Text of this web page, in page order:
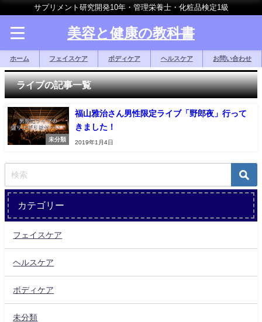
サプリメント研究開発10年・管理栄養士・化粧品検定1級
美容と健康の教科書
ホーム フェイスケア ボディケア ヘルスケア お問い合わせ
ライブの記事一覧
未分類
福山雅治さん男性限定ライブ「野郎夜」行って
きました！
2019年1月4日
カテゴリー
フェイスケア
ヘルスケア
ボディケア
未分類